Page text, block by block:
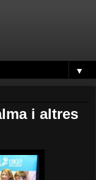
▼
i altres